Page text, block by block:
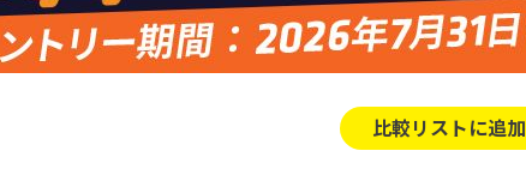
比較リストに追加